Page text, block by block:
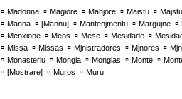
▫ Madonna ▫ Magiore ▫ Mahjore ▫ Maistu ▫ Majstu
▫ Manna ▫ [Mannu] ▫ Mantenjmentu ▫ Margujne ▫
▫ Menxione ▫ Meos ▫ Mese ▫ Mesidade ▫
▫ Missa ▫ Missas ▫ Mjnistradores ▫ Mjnores ▫
▫ Monasteriu ▫ Mongia ▫ Mongias ▫ Monte ▫
▫ [Mostrare] ▫ Muros ▫ Muru